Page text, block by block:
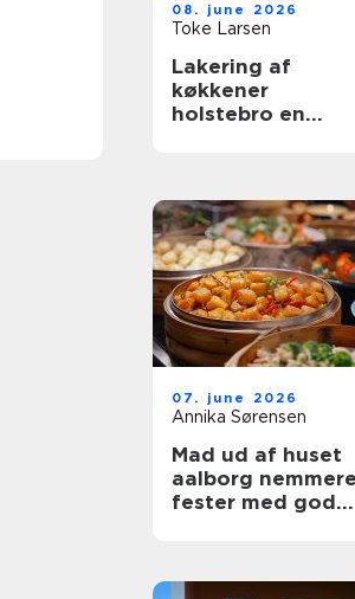
08. june 2026
Toke Larsen
Lakering af
køkkener
holstebro en
07. june 2026
Annika Sørensen
Mad ud af huset
aalborg nemmere
fester med god